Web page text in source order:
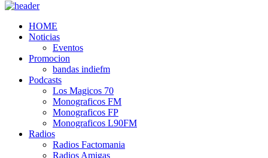
HOME
Noticias
Eventos
Promocion
bandas indiefm
Podcasts
Los Magicos 70
Monograficos FM
Monograficos FP
Monograficos L90FM
Radios
Radios Factomania
Radios Amigas